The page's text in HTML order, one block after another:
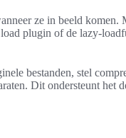
ze in beeld komen.
plugin of de lazy-
bestanden, stel
Dit ondersteunt het